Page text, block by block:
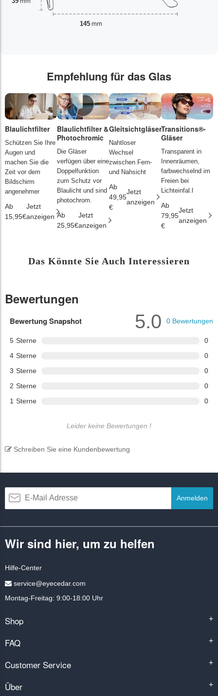
145 mm
Empfehlung für das Glas
Blaulichtfilter
Schützen Sie Ihre
Augen und
machen Sie die
Zeit vor dem
Bildschirm
angenehmer
Ab
15,95€
Jetzt
anzeigen
Blaulichtfilter &
Photochromic
Die Gläser
verfügen über eine
Doppelfunktion
zum Schutz vor
Blaulicht und sind
photochrom.
Ab
25,95€
Jetzt
anzeigen
Gleitsichtgläser
Nahtloser
Wechsel
zwischen Fern-
und Nahsicht
Ab
49,95
€
Jetzt
anzeigen
Transitions®-
Gläser
Transparent in
Innenräumen,
farbwechselnd im
Freien bei
Lichteinfal.l
Ab
79,95
€
Jetzt
anzeigen
Das Könnte Sie Auch Interessieren
Bewertungen
Bewertung Snapshot
5 Sterne
0
4 Sterne
0
3 Sterne
0
2 Sterne
0
1 Sterne 0
5.0 0 Bewertungen
Leider keine Bewertungen !
Schreiben Sie eine Kundenbewertung
Anmelden
Wir sind hier, um zu helfen
Hilfe-Center
service@eyecedar.com
Montag-Freitag: 9:00-18:00 Uhr
Shop +
FAQ +
Customer Service +
Über +